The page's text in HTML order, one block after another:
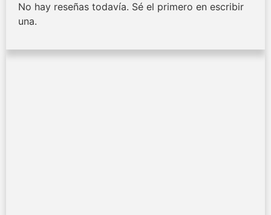
No hay reseñas todavía. Sé el primero en escribir
una.